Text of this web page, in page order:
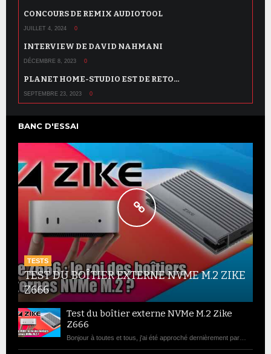
CONCOURS DE REMIX AUDIOTOOL
JUILLET 4, 2024 0
INTERVIEW DE DAVID NAHMANI
DÉCEMBRE 8, 2023 0
PLANET HOME-STUDIO EST DE RETO…
SEPTEMBRE 23, 2023 0
BANC D'ESSAI
Test du boîtier externe NVMe M.2 Zike
Z666
Bonjour à toutes et tous, j'ai été approché dernièrement par…